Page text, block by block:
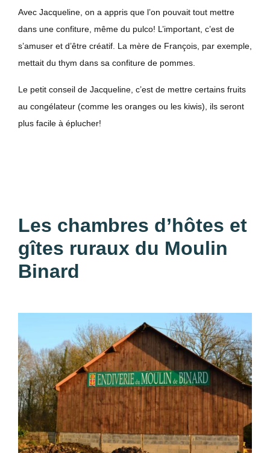
Avec Jacqueline, on a appris que l’on pouvait tout mettre
dans une confiture, même du pulco! L’important, c’est de
s’amuser et d’être créatif. La mère de François, par exemple,
mettait du thym dans sa confiture de pommes.
Le petit conseil de Jacqueline, c’est de mettre certains fruits
au congélateur (comme les oranges ou les kiwis), ils seront
plus facile à éplucher!
Les chambres d’hôtes et
gîtes ruraux du Moulin
Binard